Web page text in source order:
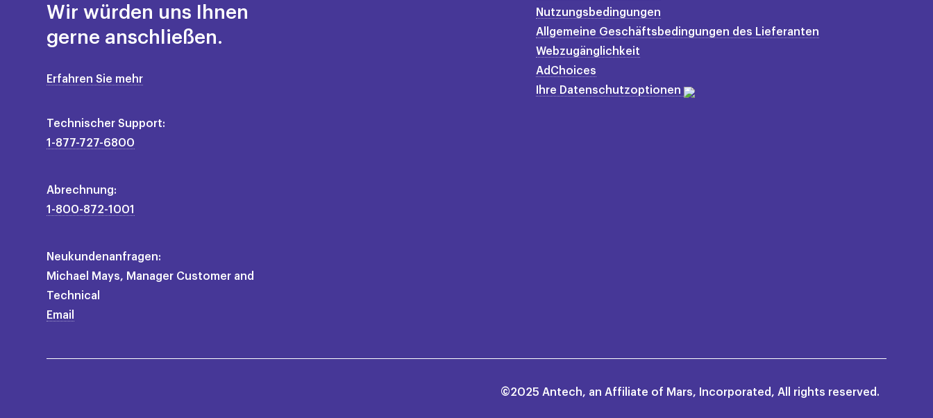
Wir würden uns Ihnen
gerne anschließen.
Erfahren Sie mehr
Technischer Support:
1-877-727-6800
Abrechnung:
1-800-872-1001
Neukundenanfragen:
Michael Mays, Manager Customer and
Technical
Email
Nutzungsbedingungen
Allgemeine Geschäftsbedingungen des Lieferanten
Webzugänglichkeit
AdChoices
Ihre Datenschutzoptionen
©2025 Antech, an Affiliate of Mars, Incorporated, All rights reserved.